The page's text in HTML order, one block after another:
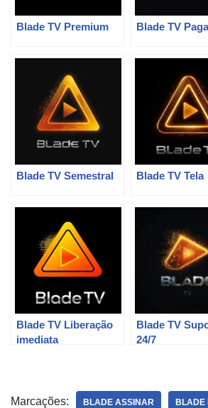
Blade TV Premium Blade TV
Blade TV Semestral Blade TV Tela
Blade TV Liberação
imediata
Blade TV
24/7
Marcações: BLADE ASSINAR BLADE